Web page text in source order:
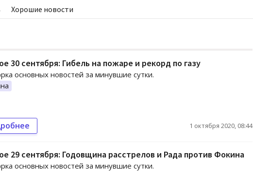
Хорошие новости
30 сентября: Гибель на пожаре и рекорд по газу
основных новостей за минувшие сутки.
1 октября 2020, 08:44
29 сентября: Годовщина расстрелов и Рада против Фокина
основных новостей за минувшие сутки.